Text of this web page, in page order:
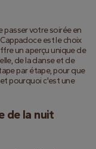
passer votre soirée en
est le choix
un aperçu unique de
de la danse et de
par étape, pour que
pourquoi c'est une
de la nuit